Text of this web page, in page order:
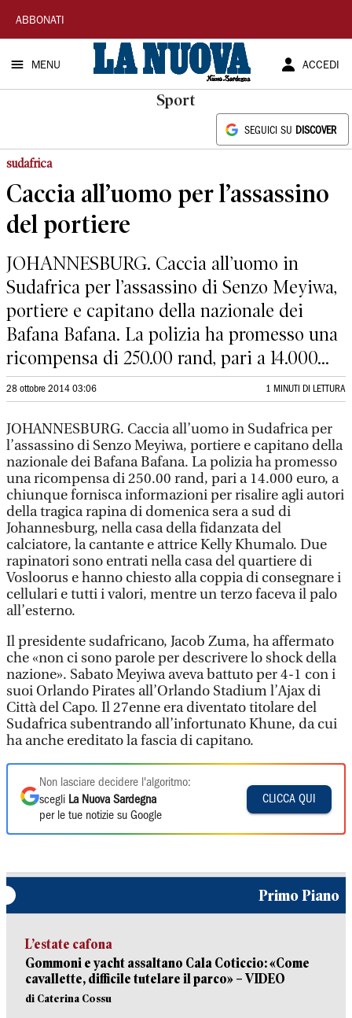
La
Nuova
Sardegna
ABBONATI
MENU ACCEDI
Sport
SEGUICI SU DISCOVER
sudafrica
Caccia all’uomo per l’assassino
del portiere
JOHANNESBURG. Caccia all’uomo in
Sudafrica per l’assassino di Senzo Meyiwa,
portiere e capitano della nazionale dei
Bafana Bafana. La polizia ha promesso una
ricompensa di 250.00 rand, pari a 14.000...
28 ottobre 2014 03:06 1 MINUTI DI LETTURA
JOHANNESBURG. Caccia all’uomo in Sudafrica per
l’assassino di Senzo Meyiwa, portiere e capitano della
nazionale dei Bafana Bafana. La polizia ha promesso
una ricompensa di 250.00 rand, pari a 14.000 euro, a
chiunque fornisca informazioni per risalire agli autori
della tragica rapina di domenica sera a sud di
Johannesburg, nella casa della fidanzata del
calciatore, la cantante e attrice Kelly Khumalo. Due
rapinatori sono entrati nella casa del quartiere di
Vosloorus e hanno chiesto alla coppia di consegnare i
cellulari e tutti i valori, mentre un terzo faceva il palo
all’esterno.
Il presidente sudafricano, Jacob Zuma, ha affermato
che «non ci sono parole per descrivere lo shock della
nazione». Sabato Meyiwa aveva battuto per 4-1 con i
suoi Orlando Pirates all’Orlando Stadium l’Ajax di
Città del Capo. Il 27enne era diventato titolare del
Sudafrica subentrando all’infortunato Khune, da cui
ha anche ereditato la fascia di capitano.
Non lasciare decidere l'algoritmo:
scegli La Nuova Sardegna
per le tue notizie su Google
CLICCA QUI
Primo Piano
L’estate cafona
Gommoni e yacht assaltano Cala Coticcio: «Come
cavallette, difficile tutelare il parco» – VIDEO
di Caterina Cossu